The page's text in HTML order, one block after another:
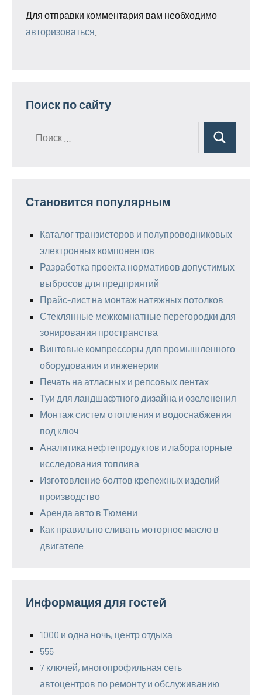
Для отправки комментария вам необходимо
авторизоваться
Поиск по сайту
Поиск
Становится популярным
Каталог транзисторов и полупроводниковых
электронных компонентов
Разработка проекта нормативов допустимых
выбросов для предприятий
Прайс-лист на монтаж натяжных потолков
Стеклянные межкомнатные перегородки для
зонирования пространства
Винтовые компрессоры для промышленного
оборудования и инженерии
Печать на атласных и репсовых лентах
Туи для ландшафтного дизайна и озеленения
Монтаж систем отопления и водоснабжения
под ключ
Аналитика нефтепродуктов и лабораторные
исследования топлива
Изготовление болтов крепежных изделий
производство
Аренда авто в Тюмени
Как правильно сливать моторное масло в
двигателе
Информация для гостей
1000 и одна ночь, центр отдыха
555
7 ключей, многопрофильная сеть
автоцентров по ремонту и обслуживанию